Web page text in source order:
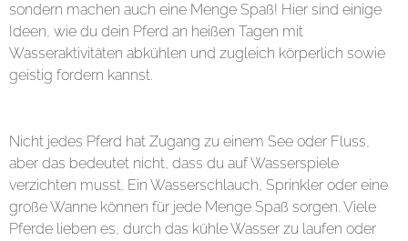
sondern machen auch eine Menge Spaß! Hier sind einige
Ideen, wie du dein Pferd an heißen Tagen mit
Wasseraktivitäten abkühlen und zugleich körperlich sowie
geistig fordern kannst.
Nicht jedes Pferd hat Zugang zu einem See oder Fluss,
aber das bedeutet nicht, dass du auf Wasserspiele
verzichten musst. Ein Wasserschlauch, Sprinkler oder eine
große Wanne können für jede Menge Spaß sorgen. Viele
Pferde lieben es, durch das kühle Wasser zu laufen oder